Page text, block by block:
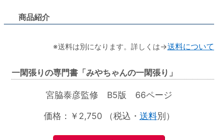
商品紹介
※送料は別になります。詳しくは→送料について
一閑張りの専門書「みやちゃんの一閑張り」
宮脇泰彦監修 B5版 66ページ
価格：￥2,750 （税込・ 送料別）